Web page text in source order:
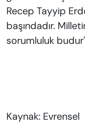
Recep Tayyip
başındadır.
sorumluluk
Kaynak: Evrensel